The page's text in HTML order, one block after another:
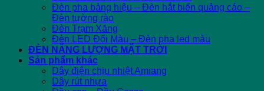
Đèn pha bảng hiệu – Đèn hắt biển quảng cáo –
Đèn tường rào
Đèn Trạm Xăng
Đèn LED Đổi Màu – Đèn pha led màu
ĐÈN NĂNG LƯỢNG MẶT TRỜI
Sản phẩm khác
Dây điện chịu nhiệt Amiang
Dây rút nhựa